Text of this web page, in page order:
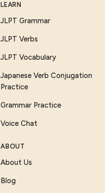
LEARN
JLPT Grammar
JLPT Verbs
JLPT Vocabulary
Japanese Verb Conjugation
Practice
Grammar Practice
Voice Chat
ABOUT
About Us
Blog